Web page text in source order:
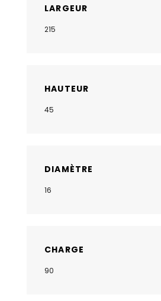
LARGEUR
215
HAUTEUR
45
DIAMÈTRE
16
CHARGE
90